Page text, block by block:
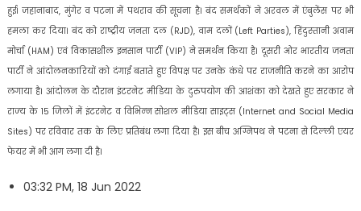
हुई। जहानाबाद, मुंगेर व पटना में पथराव की सूचना है। बंद समर्थकों ने अरवल में एंबुलेंस पर भी
हमला कर दिया। बंद को राष्‍ट्रीय जनता दल (RJD), वाम दलों (Left Parties), हिंदुस्‍तानी अवाम
मोर्चा (HAM) एवं विकासशील इनसान पार्टी (VIP) ने समर्थन किया है। दूसरी ओर भारतीय जनता
पार्टी ने आंदोलनकारियों को दंगाई बताते हुए विपक्ष पर उनके कंधे पर राजनीति करने का आरोप
लगाया है। आंदोलन के दौरान इंटरनेट मीडिया के दुरुपयोग की आशंका को देखते हुए सरकार ने
राज्‍य के 15 जिलों में इंटरनेट व विभिन्‍न सोशल मीडिया साइट्स (Internet and Social Media
Sites) पर रविवार तक के लिए प्रतिबंध लगा दिया है। इस बीच अग्निपथ ने पटना से दिल्‍ली एयर
फेयर में भी आग लगा दी है।
03:32 PM, 18 Jun 2022